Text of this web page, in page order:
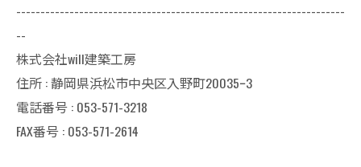
--------------------------------------------------------------------
--
株式会社will建築工房
住所 : 静岡県浜松市中央区入野町20035ｰ3
電話番号 : 053-571-3218
FAX番号 : 053-571-2614